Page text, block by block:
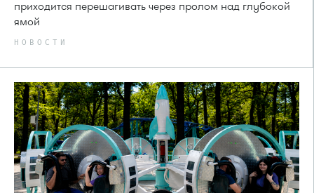
приходится перешагивать через пролом над глубокой
ямой
НОВОСТИ